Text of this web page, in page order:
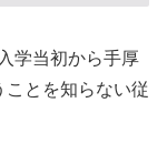
学当初から手厚
ことを知らない従